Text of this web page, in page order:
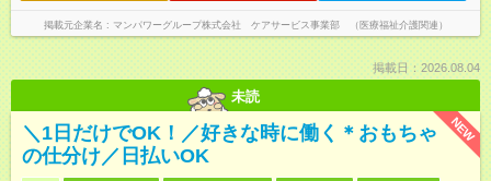
掲載元企業名 マンパワーグループ株式会社 ケアサービス事業部 （医療福祉介護関連）
掲載日：2026.08.04
未読
NEW
＼1日だけでOK！／好きな時に働く＊おもちゃ
の仕分け／日払いOK